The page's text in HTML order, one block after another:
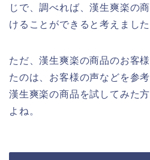
じで、調べれば、漢生爽楽の
けることができると考えました
ただ、漢生爽楽の商品のお客
たのは、お客様の声などを参
漢生爽楽の商品を試してみた
よね。